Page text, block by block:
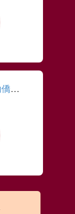
114-2學期僑務委員會補助僑生學習扶助金 獲選名單